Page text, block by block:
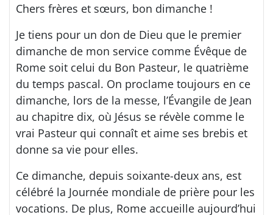
Chers frères et sœurs, bon dimanche !
Je tiens pour un don de Dieu que le premier
dimanche de mon service comme Évêque de
Rome soit celui du Bon Pasteur, le quatrième
du temps pascal. On proclame toujours en ce
dimanche, lors de la messe, l’Évangile de Jean
au chapitre dix, où Jésus se révèle comme le
vrai Pasteur qui connaît et aime ses brebis et
donne sa vie pour elles.
Ce dimanche, depuis soixante-deux ans, est
célébré la Journée mondiale de prière pour les
vocations. De plus, Rome accueille aujourd’hui